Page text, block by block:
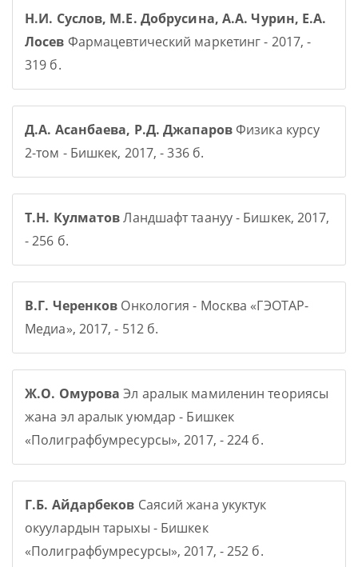
Н.И. Суслов, М.Е. Добрусина, А.А. Чурин, Е.А.
Лосев Фармацевтический маркетинг - 2017, -
319 б.
Д.А. Асанбаева, Р.Д. ДжапаровФизика курсу
2-том - Бишкек, 2017, - 336 б.
Т.Н. КулматовЛандшафт таануу - Бишкек, 2017,
- 256 б.
В.Г. Черенков Онкология - Москва «ГЭОТАР-
Медиа», 2017, - 512 б.
Ж.О. Омурова Эл аралык мамиленин теориясы
жана эл аралык уюмдар - Бишкек
«Полиграфбумресурсы», 2017, - 224 б.
Г.Б. Айдарбеков Саясий жана укуктук
окуулардын тарыхы - Бишкек
«Полиграфбумресурсы», 2017, - 252 б.